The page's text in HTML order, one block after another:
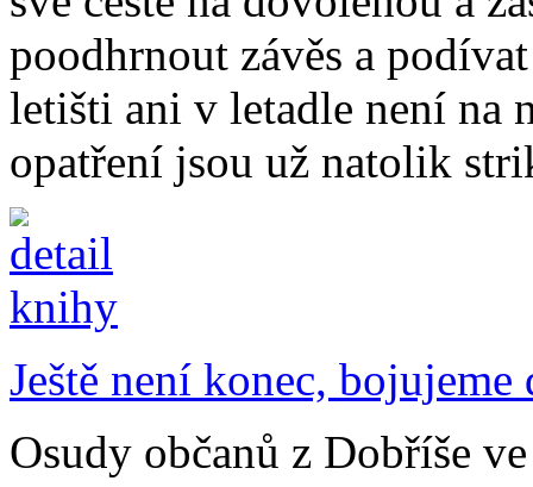
poodhrnout závěs a
letišti ani v letadle není na
opatření jsou už natolik
Ještě není konec, bojujeme
Osudy občanů z Dobříše